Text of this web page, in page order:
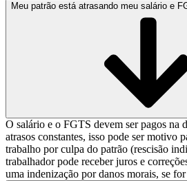
Meu patrão está atrasando meu salário e
O salário e o FGTS devem ser pagos na
atrasos constantes, isso pode ser motivo
trabalho por culpa do patrão (rescisão
trabalhador pode receber juros e
uma indenização por danos morais, se for